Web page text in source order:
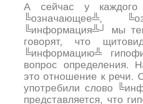
А сейчас у
╚означающее╩,
╚информация╩┘ мы
говорят, что
╚информацию╩
вопрос определения.
это отношение к речи.
употребили слово
представляется, что